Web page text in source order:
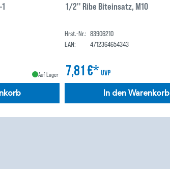
Auf Lager
1/2'' Ribe Biteinsatz, M10
Hrst.-Nr.: 83906210
EAN:
4712364654343
7,81 €* UVP
In den Warenkorb